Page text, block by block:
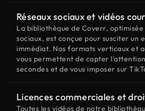
Réseaux sociaux et vidéos
La bibliothèque de Coverr,
sociaux, est conçue pour susciter un
immédiat. Nos formats verticaux et
vous permettent de capter
secondes et de vous imposer sur
Licences commerciales et
Toutes les vidéos de notre